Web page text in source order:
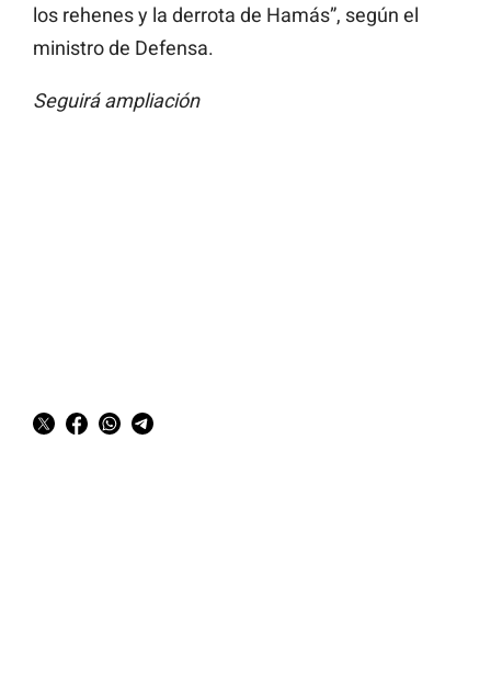
los rehenes y la derrota de Hamás”, según el
ministro de Defensa.
Seguirá ampliación